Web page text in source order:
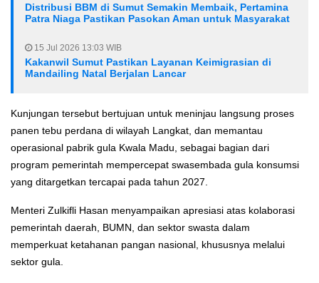
Distribusi BBM di Sumut Semakin Membaik, Pertamina
Patra Niaga Pastikan Pasokan Aman untuk Masyarakat
15 Jul 2026 13:03 WIB
Kakanwil Sumut Pastikan Layanan Keimigrasian di
Mandailing Natal Berjalan Lancar
Kunjungan tersebut bertujuan untuk meninjau langsung proses
panen tebu perdana di wilayah Langkat, dan memantau
operasional pabrik gula Kwala Madu, sebagai bagian dari
program pemerintah mempercepat swasembada gula konsumsi
yang ditargetkan tercapai pada tahun 2027.
Menteri Zulkifli Hasan menyampaikan apresiasi atas kolaborasi
pemerintah daerah, BUMN, dan sektor swasta dalam
memperkuat ketahanan pangan nasional, khususnya melalui
sektor gula.